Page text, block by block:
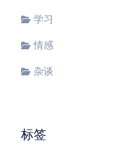
学习
情感
杂谈
标签